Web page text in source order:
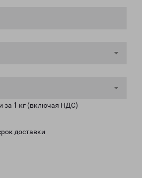
за 1 кг (включая НДС)
доставки